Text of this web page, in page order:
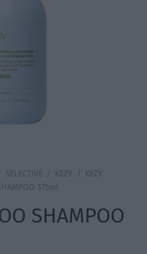
SELECTIVE / KEZY /
KEZY
375ml
SHAMPOO